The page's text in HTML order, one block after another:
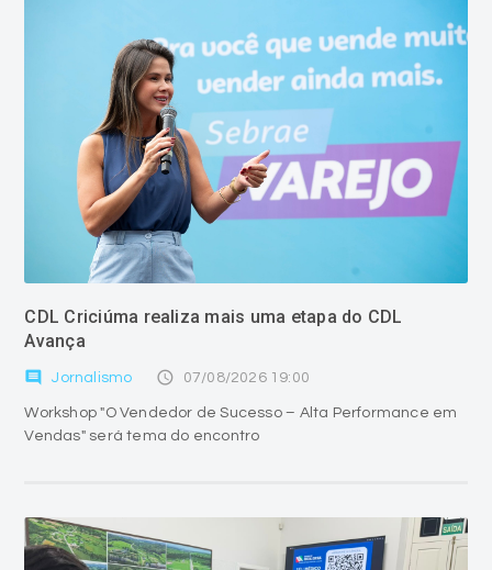
CDL Criciúma realiza mais uma etapa do CDL
Avança
comment Jornalismo access_time 07/08/2026 19:00
Workshop "O Vendedor de Sucesso – Alta Performance em
Vendas" será tema do encontro